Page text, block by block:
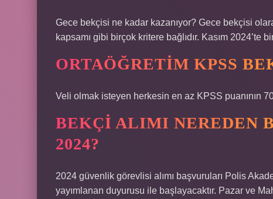
Gece bekçisi ne kadar kazanıyor? Gece bekçisi
kapsamı gibi birçok kritere bağlıdır. Kasım 2024’te
ORTAÖĞRETIM KPSS
Veli olmak isteyen herkesin en az KPSS puanının
BEKÇI ALIMI NEREDEN
2024?
2024 güvenlik görevlisi alımı başvuruları Polis
yayımlanan duyurusu ile başlayacaktır. Pazar ve